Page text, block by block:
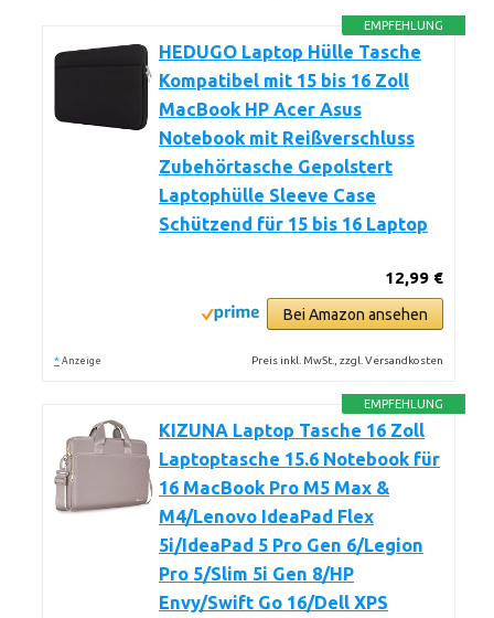
EMPFEHLUNG
HEDUGO Laptop Hülle Tasche
Kompatibel mit 15 bis 16 Zoll
MacBook HP Acer Asus
Notebook mit Reißverschluss
Zubehörtasche Gepolstert
Laptophülle Sleeve Case
Schützend für 15 bis 16 Laptop
12,99 €
Bei Amazon ansehen
* Anzeige Preis inkl. MwSt., zzgl. Versandkosten
EMPFEHLUNG
KIZUNA Laptop Tasche 16 Zoll
Laptoptasche 15.6 Notebook für
16 MacBook Pro M5 Max &
M4/Lenovo IdeaPad Flex
5i/IdeaPad 5 Pro Gen 6/Legion
Pro 5/Slim 5i Gen 8/HP
Envy/Swift Go 16/Dell XPS